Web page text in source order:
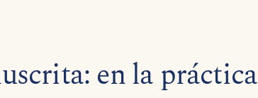
en la práctica